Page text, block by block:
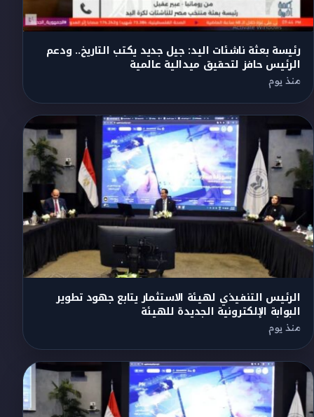
رئيسة بعثة ناشئات اليد: جيل جديد يكتب التاريخ.. ودعم
الرئيس حافز لتحقيق ميدالية عالمية
منذ يوم
الرئيس التنفيذي لهيئة الاستثمار يتابع جهود تطوير
البوابة الإلكترونية الجديدة للهيئة
منذ يوم